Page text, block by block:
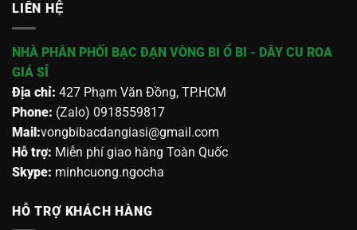
LIÊN HỆ
NHÀ PHÂN PHỐI BẠC ĐẠN VÒNG BI Ổ BI - DÂY CU ROA
GIÁ SỈ
Địa chỉ: 427 Phạm Văn Đồng, TP.HCM
Phone: (Zalo) 0918559817
Mail:vongbibacdangiasi@gmail.com
Hỗ trợ: Miễn phí giao hàng Toàn Quốc
Skype: minhcuong.ngocha
HỖ TRỢ KHÁCH HÀNG